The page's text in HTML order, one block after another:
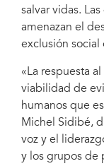
salvar vidas.
amenazan el
exclusión
«La respuesta
viabilidad de
humanos que
Michel Sidibé,
voz y el
y los grupos de